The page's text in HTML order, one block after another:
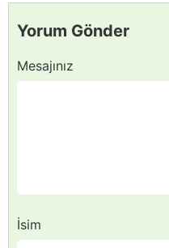
Yorum Gönder
Mesajınız
İsim